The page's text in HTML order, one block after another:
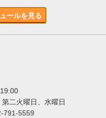
ールを見る
第二火曜日、水曜日
791-5559